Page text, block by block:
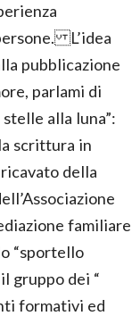
L’idea
pubblicazione
parlami di
alla luna”:
scrittura in
della
familiare
“sportello
gruppo dei “
formativi ed